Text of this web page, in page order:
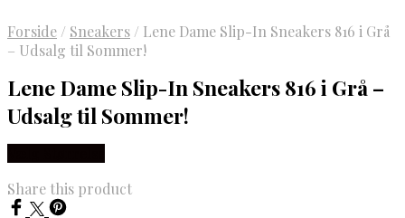
Forside / Sneakers / Lene Dame Slip-In Sneakers 816 i Grå
– Udsalg til Sommer!
Lene Dame Slip-In Sneakers 816 i Grå –
Udsalg til Sommer!
Share this product